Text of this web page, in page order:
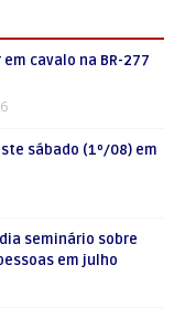
cavalo na BR-277
sábado (1º/08) em
seminário sobre
em julho